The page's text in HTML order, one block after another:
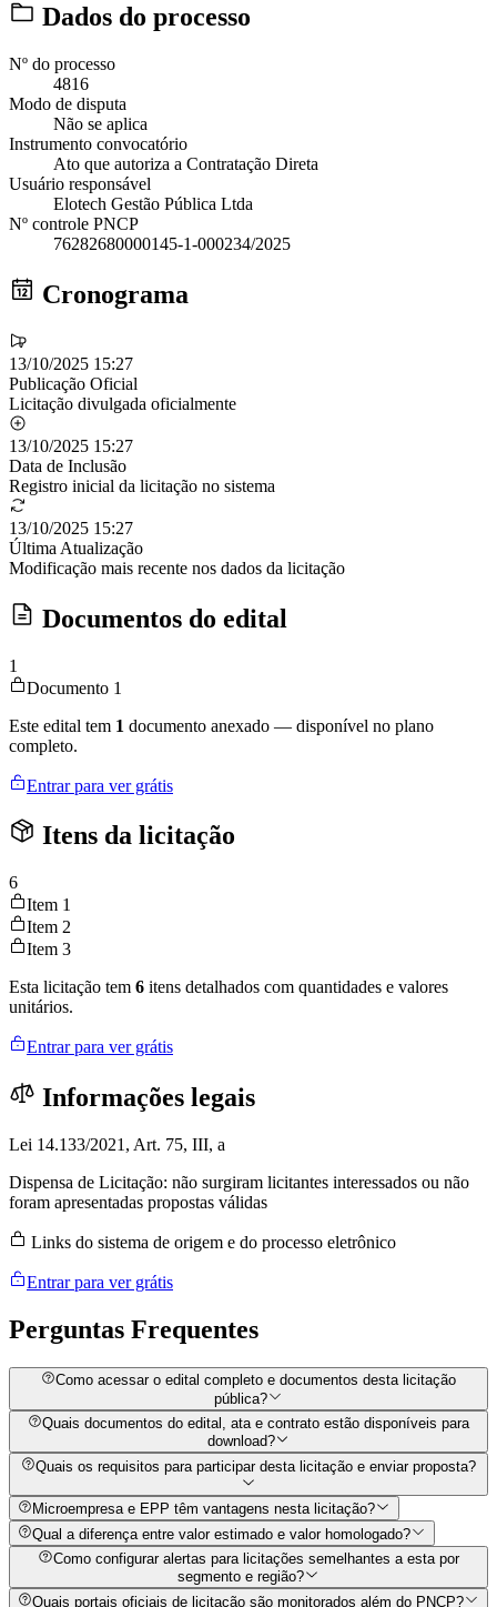
Dados do processo
Nº do processo
4816
Modo de disputa
Não se aplica
Instrumento convocatório
Ato que autoriza a Contratação Direta
Usuário responsável
Elotech Gestão Pública Ltda
Nº controle PNCP
76282680000145-1-000234/2025
Cronograma
13/10/2025 15:27
Publicação Oficial
Licitação divulgada oficialmente
13/10/2025 15:27
Data de Inclusão
Registro inicial da licitação no sistema
13/10/2025 15:27
Última Atualização
Modificação mais recente nos dados da licitação
Documentos do edital
1
Documento 1
Este edital tem 1 documento anexado — disponível no plano
completo.
Entrar para ver grátis
Itens da licitação
6
Item 1
Item 2
Item 3
Esta licitação tem 6 itens detalhados com quantidades e valores
unitários.
Entrar para ver grátis
Informações legais
Lei 14.133/2021, Art. 75, III, a
Dispensa de Licitação: não surgiram licitantes interessados ou não
foram apresentadas propostas válidas
Links do sistema de origem e do processo eletrônico
Entrar para ver grátis
Perguntas Frequentes
Como acessar o edital completo e documentos desta licitação
pública?
Quais documentos do edital, ata e contrato estão disponíveis para
download?
Quais os requisitos para participar desta licitação e enviar proposta?
Microempresa e EPP têm vantagens nesta licitação?
Qual a diferença entre valor estimado e valor homologado?
Como configurar alertas para licitações semelhantes a esta por
segmento e região?
Quais portais oficiais de licitação são monitorados além do PNCP?